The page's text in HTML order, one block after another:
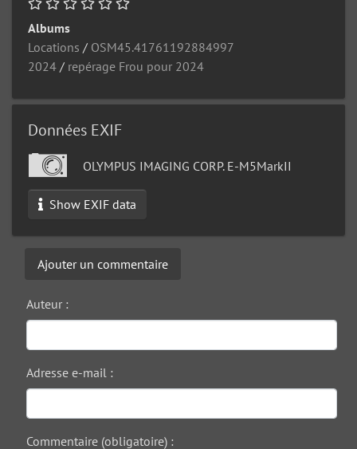
Albums
Locations / OSM45.41761192884997
2024 / repérage Frou pour 2024
Données EXIF
OLYMPUS IMAGING CORP. E-M5MarkII
Show EXIF data
Ajouter un commentaire
Auteur :
Adresse e-mail :
Commentaire (obligatoire) :